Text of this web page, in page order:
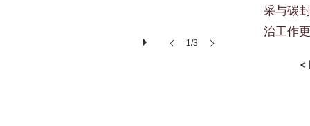
1/3
采与碳
治工作
<